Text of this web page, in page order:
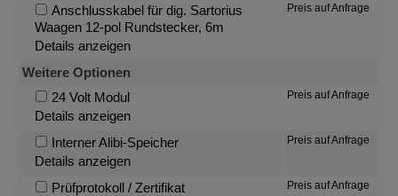
Anschlusskabel für dig. Sartorius
Waagen 12-pol Rundstecker, 6m
Details anzeigen
Preis auf Anfrage
Weitere Optionen
24 Volt Modul
Details anzeigen
Preis auf Anfrage
Interner Alibi-Speicher
Details anzeigen
Preis auf Anfrage
Prüfprotokoll / Zertifikat
Preis auf Anfrage